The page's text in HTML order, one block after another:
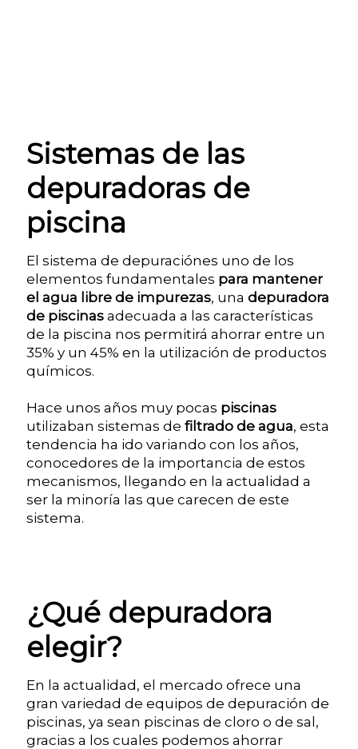
Sistemas de las
depuradoras de
piscina
El sistema de depuraciónes uno de los
elementos fundamentales para mantener
el agua libre de impurezas, una depuradora
de piscinas adecuada a las características
de la piscina nos permitirá ahorrar entre un
35% y un 45% en la utilización de productos
químicos.
Hace unos años muy pocas piscinas
utilizaban sistemas de filtrado de agua, esta
tendencia ha ido variando con los años,
conocedores de la importancia de estos
mecanismos, llegando en la actualidad a
ser la minoría las que carecen de este
sistema.
¿Qué depuradora
elegir?
En la actualidad, el mercado ofrece una
gran variedad de equipos de depuración de
piscinas, ya sean piscinas de cloro o de sal,
gracias a los cuales podemos ahorrar